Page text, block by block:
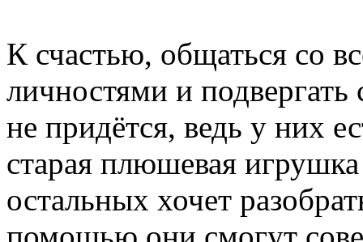
К счастью, общаться со
личностями и
не придётся, ведь у них
старая плюшевая
остальных хочет